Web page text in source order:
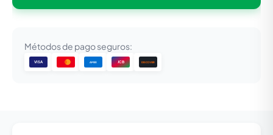
Métodos de pago seguros:
VISA AMEX JCB DISCOVER